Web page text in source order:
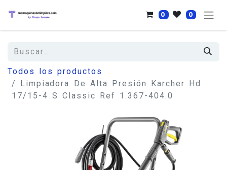
0 0
Todos los productos
Limpiadora De Alta Presión Karcher Hd
17/15-4 S Classic Ref 1.367-404.0